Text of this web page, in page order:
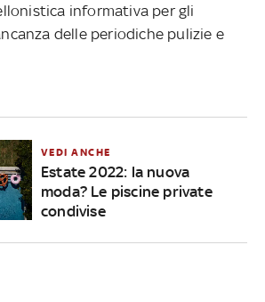
informativa per gli
delle periodiche pulizie e
VEDI ANCHE
Estate 2022: la nuova
moda? Le piscine private
condivise